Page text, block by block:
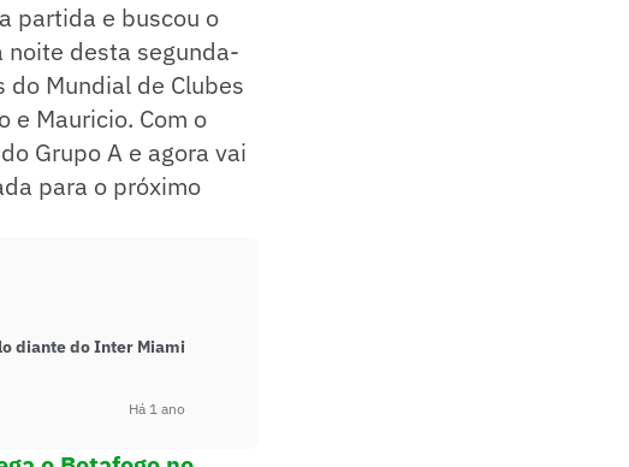
partida e buscou o
noite desta segunda-
Mundial de Clubes
e Mauricio. Com o
Grupo A e agora vai
para o próximo
diante do Inter Miami
Há 1 ano